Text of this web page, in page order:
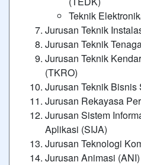
Teknik
Jurusan Teknik
Jurusan Teknik
Jurusan Teknik
(TKRO)
Jurusan Teknik Bisnis
Jurusan Rekayasa
Jurusan Sistem
Aplikasi (SIJA)
Jurusan Teknologi
Jurusan Animasi (ANI)